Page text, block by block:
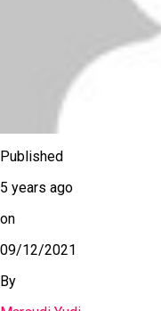
Published
5 years ago
on
09/12/2021
By